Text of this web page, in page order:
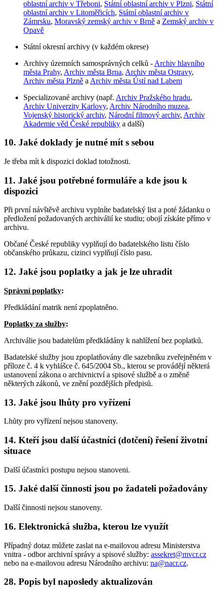
oblastní archiv v Třeboni, Státní oblastní archiv v Plzni, Státní
oblastní archiv v Litoměřicích, Státní oblastní archiv v
Zámrsku, Moravský zemský archiv v Brně a Zemský archiv v
Opavě
Státní okresní archivy (v každém okrese)
Archivy územních samosprávných celků - Archiv hlavního
města Prahy, Archiv města Brna, Archiv města Ostravy,
Archiv města Plzně a Archiv města Ústí nad Labem
Specializované archivy (např. Archiv Pražského hradu,
Archiv Univerzity Karlovy, Archiv Národního muzea,
Vojenský historický archiv, Národní filmový archiv, Archiv
Akademie věd České republiky a další)
10. Jaké doklady je nutné mít s sebou
Je třeba mít k dispozici doklad totožnosti.
11. Jaké jsou potřebné formuláře a kde jsou k
dispozici
Při první návštěvě archivu vyplníte badatelský list a poté žádanku o
předložení požadovaných archiválií ke studiu; obojí získáte přímo v
archivu.
Občané České republiky vyplňují do badatelského listu číslo
občanského průkazu, cizinci vyplňují číslo pasu.
12. Jaké jsou poplatky a jak je lze uhradit
Správní poplatky:
Předkládání matrik není zpoplatněno.
Poplatky za služby:
Archiválie jsou badatelům předkládány k nahlížení bez poplatků.
Badatelské služby jsou zpoplatňovány dle sazebníku zveřejněném v
příloze č. 4 k vyhlášce č. 645/2004 Sb., kterou se provádějí některá
ustanovení zákona o archivnictví a spisové službě a o změně
některých zákonů, ve znění pozdějších předpisů.
13. Jaké jsou lhůty pro vyřízení
Lhůty pro vyřízení nejsou stanoveny.
14. Kteří jsou další účastníci (dotčení) řešení životní
situace
Další účastníci postupu nejsou stanoveni.
15. Jaké další činnosti jsou po žadateli požadovány
Další činnosti nejsou stanoveny.
16. Elektronická služba, kterou lze využít
Případný dotaz můžete zaslat na e-mailovou adresu Ministerstva
vnitra - odbor archivní správy a spisové služby: assekret@mvcr.cz
nebo na e-mailovou adresu Národního archivu: na@nacr.cz.
28. Popis byl naposledy aktualizován